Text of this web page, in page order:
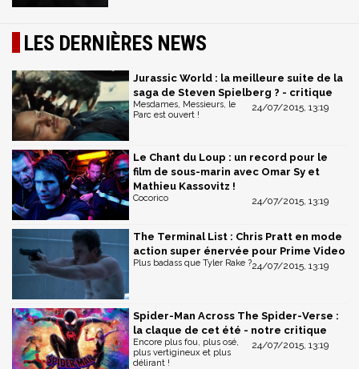
LES DERNIÈRES NEWS
Jurassic World : la meilleure suite de la
saga de Steven Spielberg ? - critique
24/07/2015, 13:19
Mesdames, Messieurs, le
Parc est ouvert !
Le Chant du Loup : un record pour le
film de sous-marin avec Omar Sy et
Mathieu Kassovitz !
24/07/2015, 13:19
Cocorico
The Terminal List : Chris Pratt en mode
action super énervée pour Prime Video
24/07/2015, 13:19
Plus badass que Tyler Rake ?
Spider-Man Across The Spider-Verse :
la claque de cet été - notre critique
24/07/2015, 13:19
Encore plus fou, plus osé,
plus vertigineux et plus
délirant !